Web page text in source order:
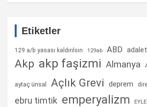
Etiketler
129 a/b yasası kaldırılsın 129ab ABD adalet
Akp akp faşizmi Almanya
aytaç ünsal Açlık Grevi deprem
ebru timtik emperyalizm